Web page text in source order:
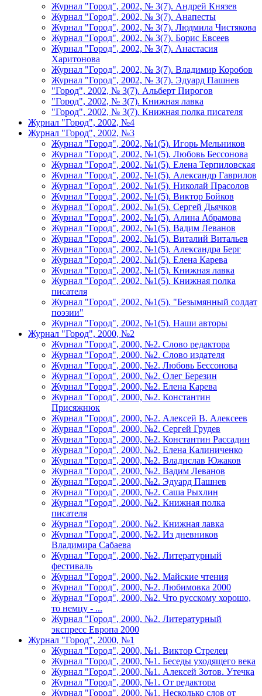
Журнал "Город", 2002, № 3(7). Андрей Князев
Журнал "Город", 2002, № 3(7). Анапесты
Журнал "Город", 2002, № 3(7). Людмила Чистякова
Журнал "Город", 2002, № 3(7). Борис Евсеев
Журнал "Город", 2002, № 3(7). Анастасия
Харитонова
Журнал "Город", 2002, № 3(7). Владимир Коробов
Журнал "Город", 2002, № 3(7). Эдуард Пашнев
"Город", 2002, № 3(7). Альберт Пирогов
"Город", 2002, № 3(7). Книжная лавка
"Город", 2002, № 3(7). Книжная полка писателя
Журнал "Город", 2002, №4
Журнал "Город", 2002, №3
Журнал "Город", 2002, №1(5). Игорь Мельников
Журнал "Город", 2002, №1(5). Любовь Бессонова
Журнал "Город", 2002, №1(5). Елена Терпиловская
Журнал "Город", 2002, №1(5). Александр Гаврилов
Журнал "Город", 2002, №1(5). Николай Прасолов
Журнал "Город", 2002, №1(5). Виктор Бойков
Журнал "Город", 2002, №1(5). Сергей Дьячков
Журнал "Город", 2002, №1(5). Алина Абрамова
Журнал "Город", 2002, №1(5). Вадим Леванов
Журнал "Город", 2002, №1(5). Виталий Витальев
Журнал "Город", 2002, №1(5). Александра Берг
Журнал "Город", 2002, №1(5). Елена Карева
Журнал "Город", 2002, №1(5). Книжная лавка
Журнал "Город", 2002, №1(5). Книжная полка
писателя
Журнал "Город", 2002, №1(5). "Безымянный солдат
поэзии"
Журнал "Город", 2002, №1(5). Наши авторы
Журнал "Город", 2000, №2
Журнал "Город", 2000, №2. Слово редактора
Журнал "Город", 2000, №2. Слово издателя
Журнал "Город", 2000, №2. Любовь Бессонова
Журнал "Город", 2000, №2. Олег Березин
Журнал "Город", 2000, №2. Елена Карева
Журнал "Город", 2000, №2. Константин
Присяжнюк
Журнал "Город", 2000, №2. Алексей В. Алексеев
Журнал "Город", 2000, №2. Сергей Грудев
Журнал "Город", 2000, №2. Константин Рассадин
Журнал "Город", 2000, №2. Елена Калиниченко
Журнал "Город", 2000, №2. Владислав Южаков
Журнал "Город", 2000, №2. Вадим Леванов
Журнал "Город", 2000, №2. Эдуард Пашнев
Журнал "Город", 2000, №2. Саша Рыхлин
Журнал "Город", 2000, №2. Книжная полка
писателя
Журнал "Город", 2000, №2. Книжная лавка
Журнал "Город", 2000, №2. Из дневников
Владимира Сабаева
Журнал "Город", 2000, №2. Литературный
фестиваль
Журнал "Город", 2000, №2. Майские чтения
Журнал "Город", 2000, №2. Любимовка 2000
Журнал "Город", 2000, №2. Что русскому хорошо,
то немцу - ...
Журнал "Город", 2000, №2. Литературный
экспресс Европа 2000
Журнал "Город", 2000, №1
Журнал "Город", 2000, №1. Виктор Стрелец
Журнал "Город", 2000, №1. Беседы уходящего века
Журнал "Город", 2000, №1. Алексей Зотов. Утечка
Журнал "Город", 2000, №1. От редактора
Журнал "Город", 2000, №1. Несколько слов от